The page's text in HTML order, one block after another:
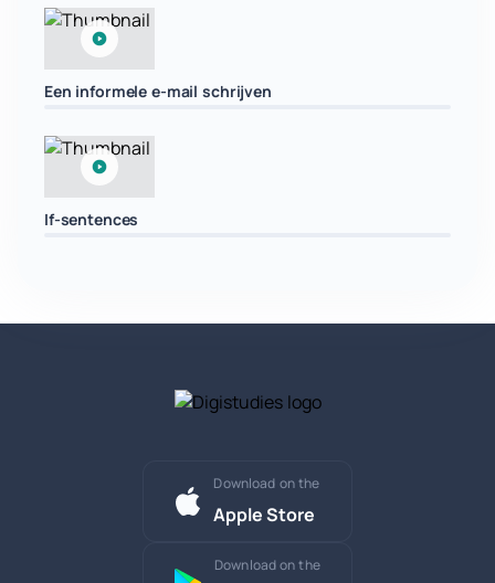
Een informele e-mail schrijven
If-sentences
Download on the
Apple Store
Download on the